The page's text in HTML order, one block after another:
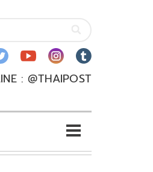
: @THAIPOST